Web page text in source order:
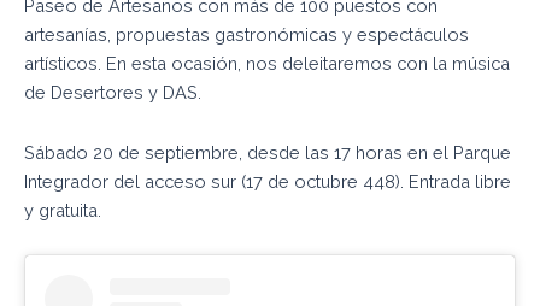
Paseo de Artesanos con más de 100 puestos con
artesanías, propuestas gastronómicas y espectáculos
artísticos. En esta ocasión, nos deleitaremos con la música
de Desertores y DAS.
Sábado 20 de septiembre, desde las 17 horas en el Parque
Integrador del acceso sur (17 de octubre 448). Entrada libre
y gratuita.